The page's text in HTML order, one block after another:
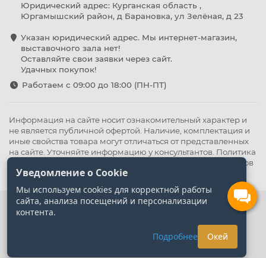
Юридический адрес: Курганская область ,
Юргамышский район, д Барановка, ул Зелёная, д 23
Указан юридический адрес. Мы интернет-магазин,
выставочного зала нет!
Оставляйте свои заявки через сайт.
Удачных покупок!
Работаем с 09:00 до 18:00 (ПН-ПТ)
Информация на сайте носит ознакомительный характер и
не является публичной офертой. Наличие, комплектация и
иные свойства товара могут отличаться от представленных
на сайте. Уточняйте информацию у консультантов. Политика
Политика обработки файлов
cookie
Уведомление о Cookie
Мы используем cookies для корректной работы
сайта, анализа посещений и персонализации
контента.
Подробнее Окей